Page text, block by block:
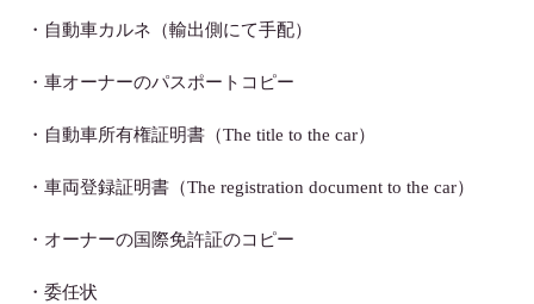
・自動車カルネ（輸出側にて手配）
・車オーナーのパスポートコピー
・自動車所有権証明書（The title to the car）
・車両登録証明書（The registration document to the car）
・オーナーの国際免許証のコピー
・委任状